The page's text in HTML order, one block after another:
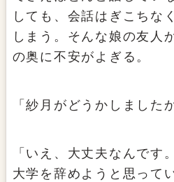
しても、会話はぎこちな
しまう。そんな娘の友人
の奥に不安がよぎる。
「紗月がどうかしました
「いえ、大丈夫なんで
大学を辞めようと思って